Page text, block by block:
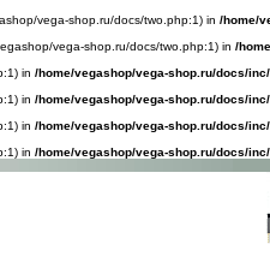
vega-shop.ru/docs/two.php:1) in /home/
vega-shop.ru/docs/two.php:1) in /
in /home/vegashop/vega-shop.ru/docs/
in /home/vegashop/vega-shop.ru/docs/
in /home/vegashop/vega-shop.ru/docs/
in /home/vegashop/vega-shop.ru/docs/